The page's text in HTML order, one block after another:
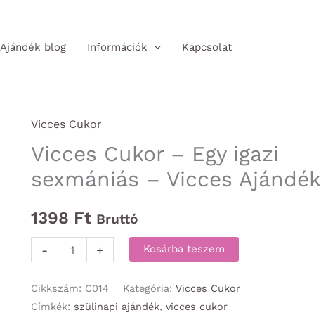
Ajándék blog Információk Kapcsolat
Vicces Cukor
Vicces Cukor – Egy igazi
sexmániás – Vicces Ajándék
1398 Ft Bruttó
-
-
Egy
+ Kosárba teszem
Cikkszám: C014 Kategória: Vicces Cukor
Címkék: szülinapi ajándék, vicces cukor